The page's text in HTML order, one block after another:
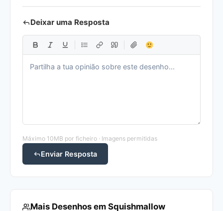
Deixar uma Resposta
Máximo 10MB por ficheiro · Imagens permitidas
Enviar Resposta
Mais Desenhos em Squishmallow